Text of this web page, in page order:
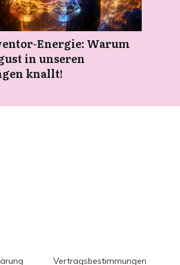
Energie: Warum
in unseren
knallt!
Vertragsbestimmungen